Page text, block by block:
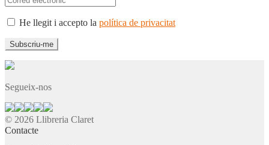
He llegit i accepto la política de privacitat
Segueix-nos
© 2026 Llibreria Claret
Contacte